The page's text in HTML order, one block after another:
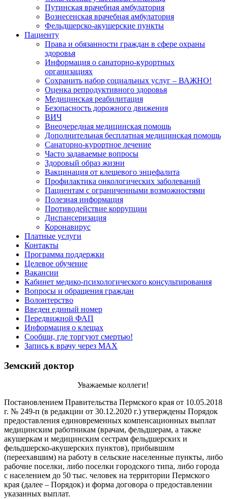
Путинская врачебная амбулатория
Вознесенская врачебная амбулатория
Фельдшерско-акушерские пункты
Пациенту
Права и обязанности граждан в сфере охраны
здоровья
Информация о санаторно-курортных
организациях
Сохранить набор социальных услуг – ВАЖНО!
Оценка репродуктивного здоровья
Медицинская реабилитация
Безопасность дорожного движения
ВИЧ
Внеочередная медицинская помощь
Дополнительная бесплатная медицинская помощь
Санаторно-курортное лечение
Часто задаваемые вопросы
Здоровый образ жизни
Вакцинация от клещевого энцефалита
Профилактика онкологических заболеваний
Пациентам с ограниченными возможностями
Полезная информация
Противодействие коррупции
Диспансеризация
Коронавирус
Платные услуги
Контакты
Программа поддержки
Целевое обучение
Вакансии
Кабинет медико-психологического консультирования
Вопросы и обращения граждан
Волонтерство
Введен единый номер
Передвижной ФАП
Информация о клещах
Сообщи, где торгуют смертью!
Запись к врачу через МАХ
Земский доктор
Уважаемые коллеги!
Постановлением Правительства Пермского края от 10.05.2018
г. № 249-п (в редакции от 30.12.2020 г.) утверждены Порядок
предоставления единовременных компенсационных выплат
медицинским работникам (врачам, фельдшерам, а также
акушеркам и медицинским сестрам фельдшерских и
фельдшерско-акушерских пунктов), прибывшим
(переехавшим) на работу в сельские населенные пункты, либо
рабочие поселки, либо поселки городского типа, либо города
с населением до 50 тыс. человек на территории Пермского
края (далее – Порядок) и форма договора о предоставлении
указанных выплат.